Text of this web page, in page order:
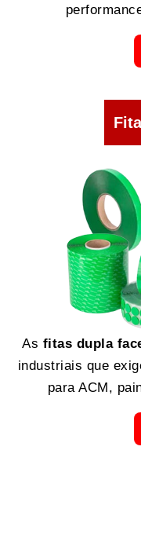
As fitas dupla
industriais que
para ACM,